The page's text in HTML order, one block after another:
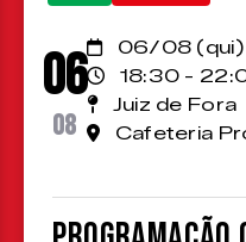
06
08
06/08
18:30 -
Juiz de Fora
Cafeteria